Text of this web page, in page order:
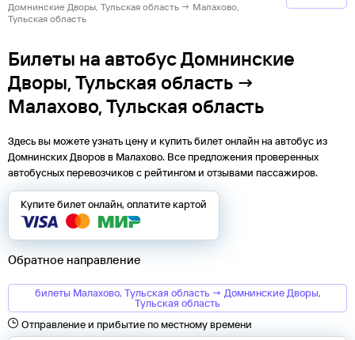
Домнинские Дворы, Тульская область → Малахово,
Тульская область
Билеты на автобус Домнинские
Дворы, Тульская область →
Малахово, Тульская область
Здесь вы можете узнать цену и купить билет онлайн на автобус из
Домнинских Дворовв Малахово. Все предложения проверенных
автобусных перевозчиков с рейтингом и отзывами пассажиров.
Купите билет онлайн, оплатите картой
Обратное направление
билеты Малахово, Тульская область → Домнинские Дворы,
Тульская область
Отправление и прибытие по местному времени